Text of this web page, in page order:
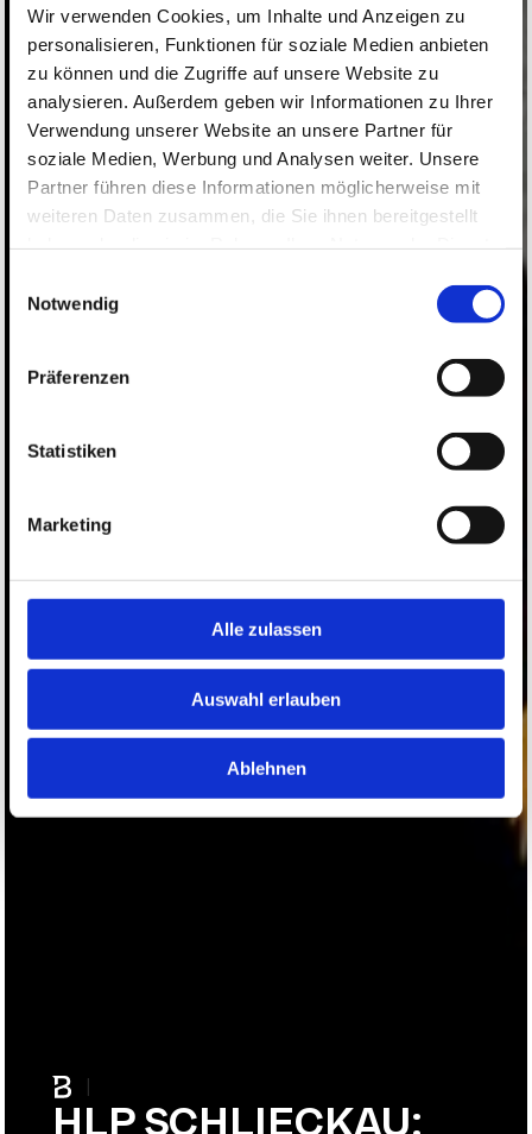
Wir verwenden Cookies, um Inhalte und Anzeigen zu
personalisieren, Funktionen für soziale Medien anbieten
zu können und die Zugriffe auf unsere Website zu
analysieren. Außerdem geben wir Informationen zu Ihrer
Verwendung unserer Website an unsere Partner für
soziale Medien, Werbung und Analysen weiter. Unsere
Partner führen diese Informationen möglicherweise mit
weiteren Daten zusammen, die Sie ihnen bereitgestellt
Notwendig
Präferenzen
Statistiken
Marketing
Alle zulassen
Auswahl erlauben
Ablehnen
HLP SCHLIECKAU: